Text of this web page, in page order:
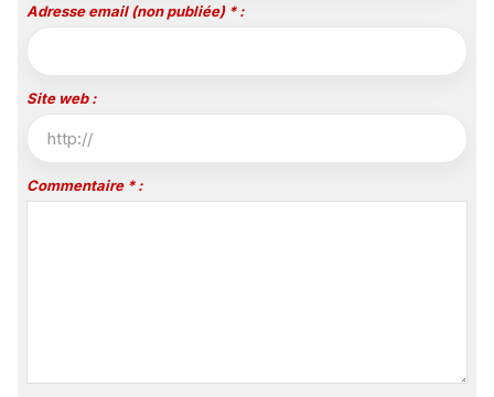
Adresse email (non publiée) * :
Site web :
Commentaire * :